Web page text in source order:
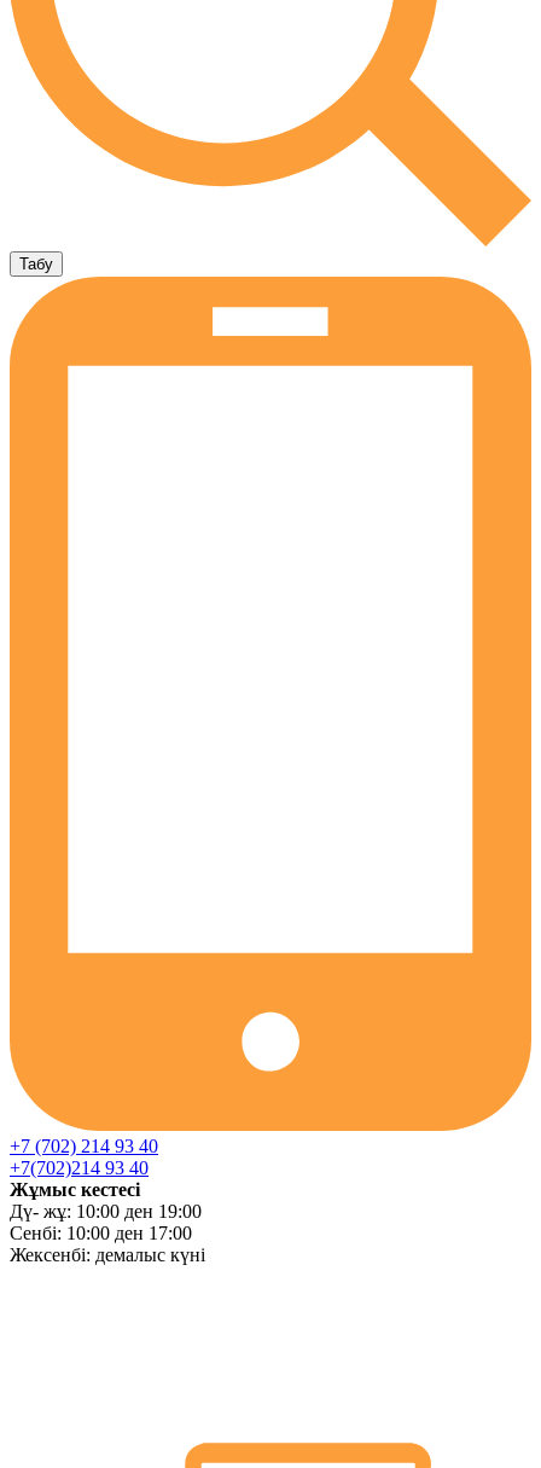
+7 (702) 214 93 40
+7(702)214 93 40
Жұмыс кестесі
Дү- жұ: 10:00 ден 19:00
Сенбі: 10:00 ден 17:00
Жексенбі: демалыс күні